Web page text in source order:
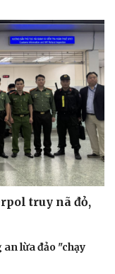
truy nã đỏ,
lừa đảo "chạy